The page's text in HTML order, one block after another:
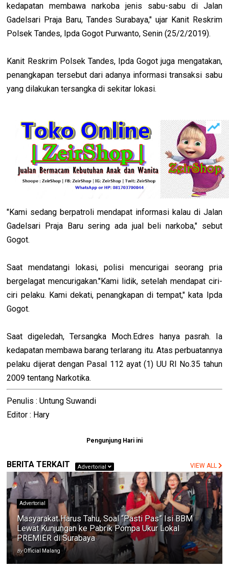
kedapatan membawa narkoba jenis sabu-sabu di Jalan
Gadelsari Praja Baru, Tandes Surabaya," ujar Kanit Reskrim
Polsek Tandes, Ipda Gogot Purwanto, Senin (25/2/2019).
Kanit Reskrim Polsek Tandes, Ipda Gogot juga mengatakan,
penangkapan tersebut dari adanya informasi transaksi sabu
yang dilakukan tersangka di sekitar lokasi.
"Kami sedang berpatroli mendapat informasi kalau di Jalan
Gadelsari Praja Baru sering ada jual beli narkoba," sebut
Gogot.
Saat mendatangi lokasi, polisi mencurigai seorang pria
bergelagat mencurigakan."Kami lidik, setelah mendapat ciri-
ciri pelaku. Kami dekati, penangkapan di tempat," kata Ipda
Gogot.
Saat digeledah, Tersangka Moch.Edres hanya pasrah. Ia
kedapatan membawa barang terlarang itu. Atas perbuatannya
pelaku dijerat dengan Pasal 112 ayat (1) UU RI No.35 tahun
2009 tentang Narkotika.
Penulis : Untung Suwandi
Editor : Hary
Pengunjung Hari ini
BERITA TERKAIT Advertorial VIEW ALL
Advertorial
Masyarakat Harus Tahu, Soal “Pasti Pas” Isi BBM
Lewat Kunjungan ke Pabrik Pompa Ukur Lokal
PREMIER di Surabaya
ByOfficial Malang